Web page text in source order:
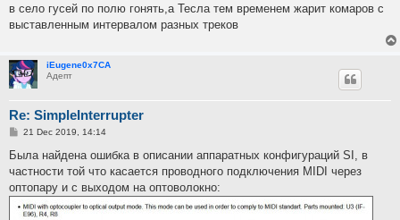
в село гусей по полю гонять,а Тесла тем временем жарит комаров с
выставленным интервалом разных треков
iEugene0x7CA
Адепт
Re: SimpleInterrupter
P
s
21 Dec 2019, 14:14
Была найдена ошибка в описании аппаратных конфигураций SI, в
частности той что касается проводного подключения MIDI через
оптопару и с выходом на оптоволокно: